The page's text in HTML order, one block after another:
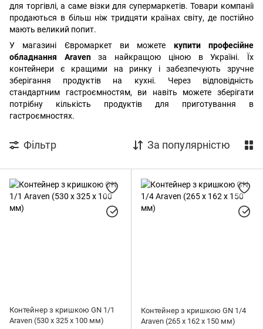
для торгівлі, а саме візки для супермаркетів. Товари компанії
продаються в більш ніж тридцяти країнах світу, де постійно
мають великий попит.
У магазині Євромаркет ви можете купити професійне
обладнання Aravenза найкращою ціною в Україні. Їх
контейнери є кращими на ринку і забезпечують зручне
зберігання продуктів на кухні. Через відповідність
стандартним гастроємностям, ви навіть можете зберігати
потрібну кількість продуктів для приготування в
гастроємностях.
Фільтр За популярністю
Контейнер з кришкою GN 1/1
Araven (530 х 325 х 100 мм)
Контейнер з кришкою GN 1/4
Araven (265 х 162 х 150 мм)